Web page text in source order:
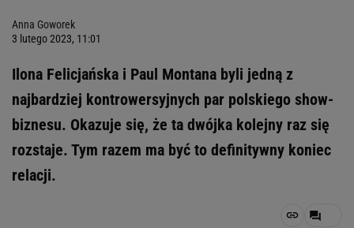
Anna Goworek
3 lutego 2023, 11:01
Ilona Felicjańska i Paul Montana byli jedną z
najbardziej kontrowersyjnych par polskiego show-
biznesu. Okazuje się, że ta dwójka kolejny raz się
rozstaje. Tym razem ma być to definitywny koniec
relacji.